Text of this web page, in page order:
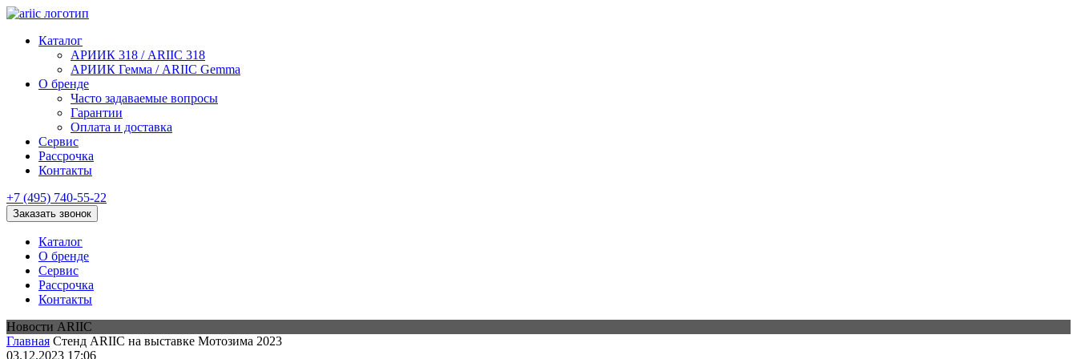
Каталог
АРИИК 318 / ARIIC 318
АРИИК Гемма / ARIIC Gemma
О бренде
Часто задаваемые вопросы
Гарантии
Оплата и доставка
Сервис
Рассрочка
Контакты
+7 (495) 740-55-22
Заказать звонок
Каталог
О бренде
Сервис
Рассрочка
Контакты
Новости ARIIC
Главная Стенд ARIIC на выставке Мотозима 2023
03.12.2023 17:06